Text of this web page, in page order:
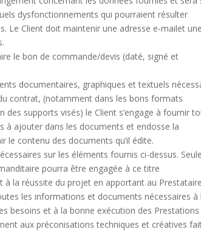
dysfonctionnements qui pourraient résulter
Le Client doit maintenir une adresse e-mailet une
le bon de commande/devis (daté, signé et
documentaires, graphiques et textuels
contrat, (notamment dans les bons formats
des supports visés) le Client s’engage à fournir
à ajouter dans les documents et endosse la
le contenu des documents qu’il édite.
sur les éléments fournis ci-dessus.
pourra être engagée à ce titre
à la réussite du projet en apportant au Prestataire
les informations et documents nécessaires à
besoins et à la bonne exécution des Prestations
aux préconisations techniques et créatives